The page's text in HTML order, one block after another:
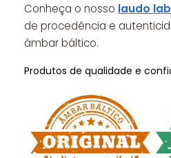
Conheça o nosso laudo
de procedência e
âmbar báltico.
Produtos de qualidade e